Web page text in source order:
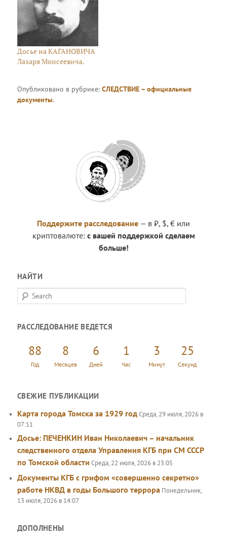
Досье на КАГАНОВИЧА
Лазаря Моисеевича.
Опубликовано в рубрике:СЛЕДСТВИЕ – официальные
документы.
Поддержите расследование — в ₽, $, € или
криптовалюте: с вашей поддержкой сделаем
больше!
НАЙТИ
e
r
РАССЛЕДОВАНИЕ ВЕДЕТСЯ
88
Год
8
Месяцев
6
Дней
1
Час
3
Минут
26
Секунд
СВЕЖИЕ ПУБЛИКАЦИИ
Карта города Томска за 1929 годСреда, 29 июля, 2026 в
07:11
Досье: ПЕЧЕНКИН Иван Николаевич – начальник
следственного отдела Управления КГБ при СМ СССР
по Томской области Среда, 22 июля, 2026 в 23:05
Документы КГБ с грифом «совершенно секретно»
работе НКВД в годы Большого террора Понедельник,
13 июля, 2026 в 14:07
ДОПОЛНЕНЫ